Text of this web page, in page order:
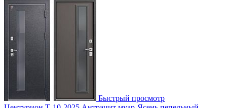
Быстрый просмотр